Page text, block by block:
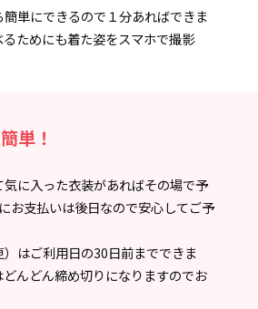
単にできるので１分あればできま
ためにも着た姿をスマホで撮影
単！
気に入った衣装があればその場で予
お支払いは後日なので安心してご予
はご利用日の30日前までできま
んどん締め切りになりますのでお